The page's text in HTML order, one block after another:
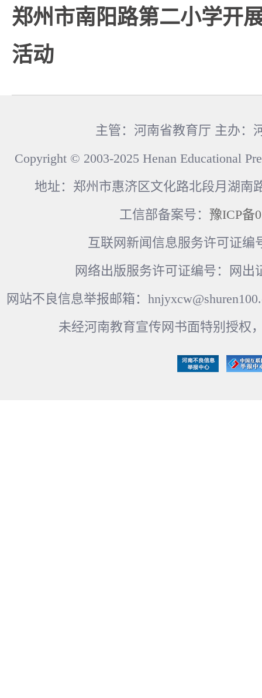
郑州市南阳路第二小学开
活动
主管：河南省教育厅 主办：
Copyright © 2003-2025 Henan Educational
地址：郑州市惠济区文化路北段月湖南
工信部备案号： 豫ICP备
互联网新闻信息服务许可证编
网络出版服务许可证编号：网出
网站不良信息举报邮箱：
未经河南教育宣传网书面特别授权